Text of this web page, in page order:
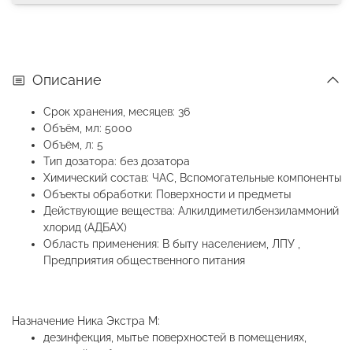
Описание
Срок хранения, месяцев: 36
Объём, мл: 5000
Объём, л: 5
Тип дозатора: без дозатора
Химический состав: ЧАС, Вспомогательные компоненты
Объекты обработки: Поверхности и предметы
Действующие вещества: Алкилдиметилбензиламмоний
хлорид (АДБАХ)
Область применения: В быту населением, ЛПУ ,
Предприятия общественного питания
Назначение Ника Экстра М:
дезинфекция, мытье поверхностей в помещениях,